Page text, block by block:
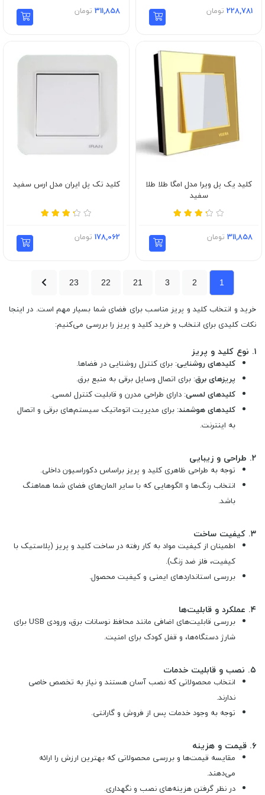
228,781 تومان 311,858 تومان
کلید یک پل ویرا مدل امگا طلا طلا
سفید
311,858 تومان
کلید تک پل ایران مدل ارس سفید
178,062 تومان
1
2
3
21
22
23
خرید و انتخاب کلید و پریز مناسب برای فضای شما بسیار مهم است. در اینجا
نکات کلیدی برای انتخاب و خرید کلید و پریز را بررسی می‌کنیم:
۱. نوع کلید و پریز
کلیدهای روشنایی: برای کنترل روشنایی در فضاها.
پریزهای برق: برای اتصال وسایل برقی به منبع برق.
کلیدهای لمسی: دارای طراحی مدرن و قابلیت کنترل لمسی.
کلیدهای هوشمند: برای مدیریت اتوماتیک سیستم‌های برقی و اتصال
به اینترنت.
۲. طراحی و زیبایی
توجه به طراحی ظاهری کلید و پریز براساس دکوراسیون داخلی.
انتخاب رنگ‌ها و الگوهایی که با سایر المان‌های فضای شما هماهنگ
باشد.
۳. کیفیت ساخت
اطمینان از کیفیت مواد به کار رفته در ساخت کلید و پریز (پلاستیک با
کیفیت، فلز ضد زنگ).
بررسی استانداردهای ایمنی و کیفیت محصول.
۴. عملکرد و قابلیت‌ها
بررسی قابلیت‌های اضافی مانند محافظ نوسانات برق، ورودی USB برای
شارژ دستگاه‌ها، و قفل کودک برای امنیت.
۵. نصب و قابلیت خدمات
انتخاب محصولاتی که نصب آسان هستند و نیاز به تخصص خاصی
ندارند.
توجه به وجود خدمات پس از فروش و گارانتی.
۶. قیمت و هزینه
مقایسه قیمت‌ها و بررسی محصولاتی که بهترین ارزش را ارائه
می‌دهند.
در نظر گرفتن هزینه‌های نصب و نگهداری.